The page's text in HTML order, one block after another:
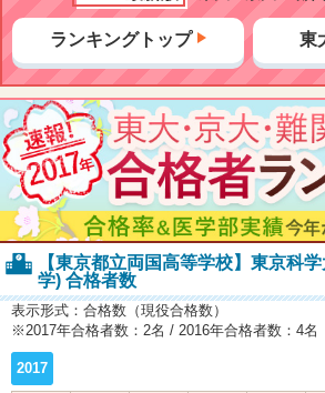
ランキングトップ 東
【東京都立両国高等学校】東京科
学) 合格者数
表示形式：合格数（現役合格数）
※2017年合格者数：2名 / 2016年合格者数：4名
2017